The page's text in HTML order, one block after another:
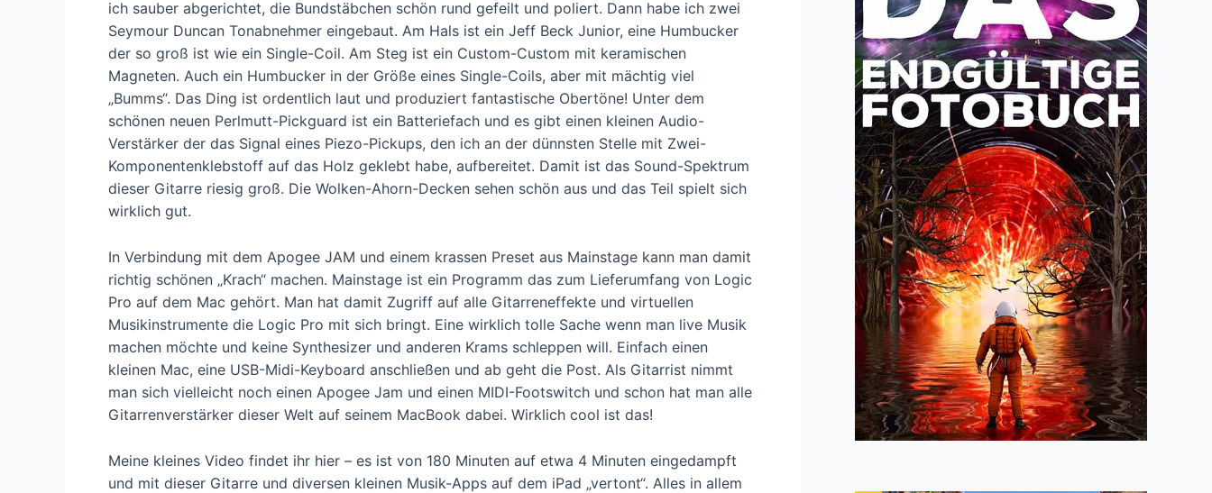
ich sauber abgerichtet, die Bundstäbchen schön rund gefeilt und poliert. Dann habe ich zwei
Seymour Duncan Tonabnehmer eingebaut. Am Hals ist ein Jeff Beck Junior, eine Humbucker
der so groß ist wie ein Single-Coil. Am Steg ist ein Custom-Custom mit keramischen
Magneten. Auch ein Humbucker in der Größe eines Single-Coils, aber mit mächtig viel
„Bumms“. Das Ding ist ordentlich laut und produziert fantastische Obertöne! Unter dem
schönen neuen Perlmutt-Pickguard ist ein Batteriefach und es gibt einen kleinen Audio-
Verstärker der das Signal eines Piezo-Pickups, den ich an der dünnsten Stelle mit Zwei-
Komponentenklebstoff auf das Holz geklebt habe, aufbereitet. Damit ist das Sound-Spektrum
dieser Gitarre riesig groß. Die Wolken-Ahorn-Decken sehen schön aus und das Teil spielt sich
wirklich gut.
In Verbindung mit dem Apogee JAM und einem krassen Preset aus Mainstage kann man damit
richtig schönen „Krach“ machen. Mainstage ist ein Programm das zum Lieferumfang von Logic
Pro auf dem Mac gehört. Man hat damit Zugriff auf alle Gitarreneffekte und virtuellen
Musikinstrumente die Logic Pro mit sich bringt. Eine wirklich tolle Sache wenn man live Musik
machen möchte und keine Synthesizer und anderen Krams schleppen will. Einfach einen
kleinen Mac, eine USB-Midi-Keyboard anschließen und ab geht die Post. Als Gitarrist nimmt
man sich vielleicht noch einen Apogee Jam und einen MIDI-Footswitch und schon hat man alle
Gitarrenverstärker dieser Welt auf seinem MacBook dabei. Wirklich cool ist das!
Meine kleines Video findet ihr hier – es ist von 180 Minuten auf etwa 4 Minuten eingedampft
und mit dieser Gitarre und diversen kleinen Musik-Apps auf dem iPad „vertont“. Alles in allem